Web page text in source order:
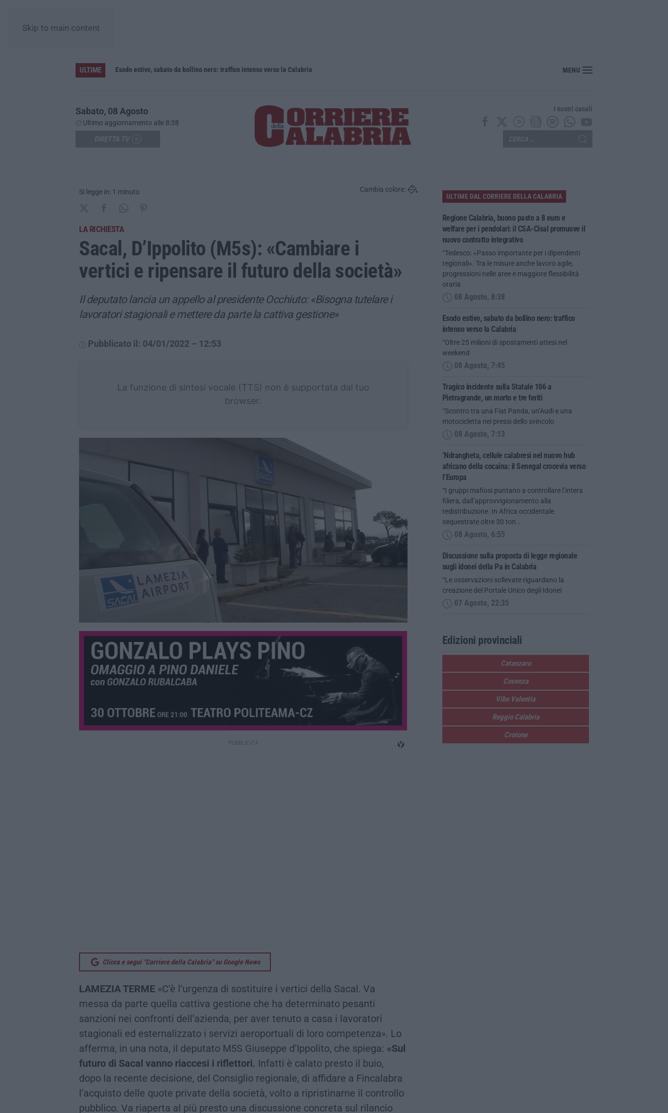
Skip to main content
ULTIME
Regione Calabria, buono pasto a 8 euro e welfare per i pendolari: il CSA-Cisal promuove il nuovo contratto integrativo Esodo estivo, sabato da bollino nero: traffico intenso verso la Calabria Tragico incidente sulla Statale 106 a Pietragrande, un morto e tre feriti
MENU
Sabato, 08 Agosto
Ultimo aggiornamento alle 8:38
I nostri canali
Si legge in: 1 minuto Cambia colore:
LA RICHIESTA
Sacal, D’Ippolito (M5s): «Cambiare i
vertici e ripensare il futuro della società»
Il deputato lancia un appello al presidente Occhiuto: «Bisogna tutelare i
lavoratori stagionali e mettere da parte la cattiva gestione»
Pubblicato il: 04/01/2022 – 12:53
La funzione di sintesi vocale (TTS) non è supportata dal tuo
browser.
Clicca e segui “Corriere della Calabria” su Google News
LAMEZIA TERME «C’è l’urgenza di sostituire i vertici della Sacal. Va
messa da parte quella cattiva gestione che ha determinato pesanti
sanzioni nei confronti dell’azienda, per aver tenuto a casa i lavoratori
stagionali ed esternalizzato i servizi aeroportuali di loro competenza». Lo
afferma, in una nota, il deputato M5S Giuseppe d’Ippolito, che spiega: «Sul
futuro di Sacal vanno riaccesi i riflettori. Infatti è calato presto il buio,
dopo la recente decisione, del Consiglio regionale, di affidare a Fincalabra
l’acquisto delle quote private della società, volto a ripristinarne il controllo
pubblico. Va riaperta al più presto una discussione concreta sul rilancio
ULTIME DAL CORRIERE DELLA CALABRIA
Regione Calabria, buono pasto a 8 euro e
welfare per i pendolari: il CSA-Cisal promuove il
nuovo contratto integrativo
“Tedesco: «Passo importante per i dipendenti
regionali». Tra le misure anche lavoro agile,
progressioni nelle aree e maggiore flessibilità
oraria
08 Agosto, 8:38
Esodo estivo, sabato da bollino nero: traffico
intenso verso la Calabria
“Oltre 25 milioni di spostamenti attesi nel
weekend
08 Agosto, 7:45
Tragico incidente sulla Statale 106 a
Pietragrande, un morto e tre feriti
“Scontro tra una Fiat Panda, un’Audi e una
motocicletta nei pressi dello svincolo
08 Agosto, 7:13
’Ndrangheta, cellule calabresi nel nuovo hub
africano della cocaina: il Senegal crocevia verso
l’Europa
“I gruppi mafiosi puntano a controllare l’intera
filiera, dall’approvvigionamento alla
redistribuzione. In Africa occidentale
sequestrate oltre 30 ton…
08 Agosto, 6:55
Discussione sulla proposta di legge regionale
sugli idonei della Pa in Calabria
“Le osservazioni sollevate riguardano la
creazione del Portale Unico degli Idonei
07 Agosto, 22:35
Edizioni provinciali
Catanzaro
Cosenza
Vibo Valentia
Reggio Calabria
Crotone